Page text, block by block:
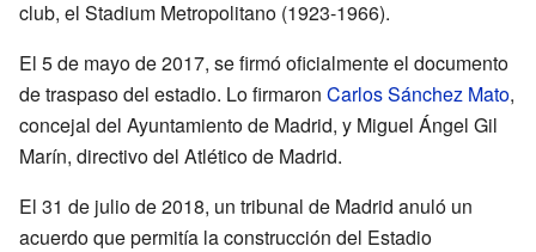
club, el Stadium Metropolitano (1923-1966).
El 5 de mayo de 2017, se firmó oficialmente el documento
de traspaso del estadio. Lo firmaron Carlos Sánchez Mato,
concejal del Ayuntamiento de Madrid, y Miguel Ángel Gil
Marín, directivo del Atlético de Madrid.
El 31 de julio de 2018, un tribunal de Madrid anuló un
acuerdo que permitía la construcción del Estadio